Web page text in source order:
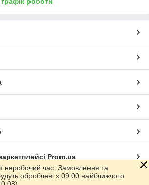
Prom.ua
неробочий час. Замовлення та
оброблені з 09:00 найближчого